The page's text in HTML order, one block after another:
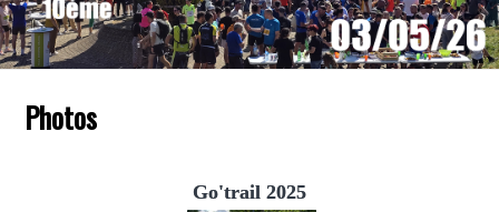
Photos
Go'trail 2025